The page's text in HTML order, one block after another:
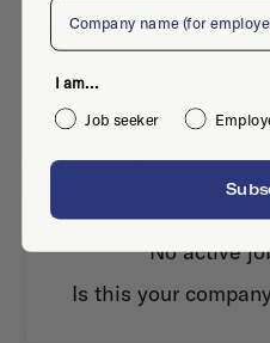
No active
Is this your
Company
I am...
Job seeker